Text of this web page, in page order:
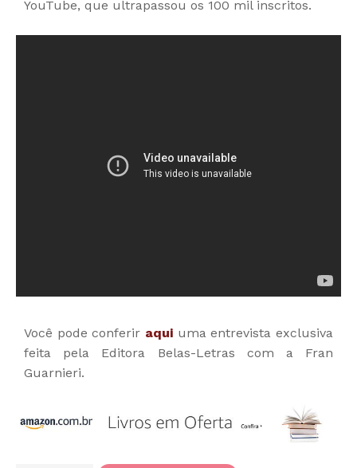
YouTube, que ultrapassou os 100 mil inscritos.
Você pode conferir aqui uma entrevista exclusiva
feita pela Editora Belas-Letras com a Fran
Guarnieri.